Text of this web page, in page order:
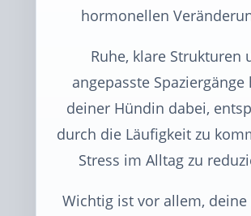
hormonellen
Ruhe, klare Strukturen
angepasste Spaziergänge
deiner Hündin dabei,
durch die Läufigkeit zu
Stress im Alltag zu
Wichtig ist vor allem,